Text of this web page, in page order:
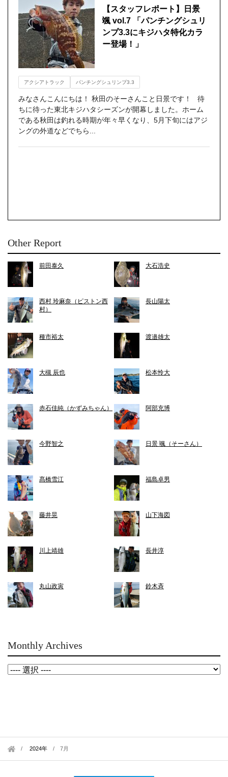
【スタッフレポート】日景
颯 vol.7 「パンチングシュリ
ンプ3.3にキジハタ特化カラ
ー登場！」
アクシアトラック パンチングシュリンプ3.3
みなさんこんにちは！ 秋田のそーさんこと日景です！ 待
ちに待った東北キジハタシーズンが開幕しました。ホーム
である秋田は釣れる時期が年々早くなり、5月下旬にはアジ
ングの外道などでちら...
Other Report
前田泰久 大石浩史
西村 玲麻奈（ピストン西
村）
長山陽太
種市裕太 渡邉雄太
大槻 辰也 松本怜大
赤石佳純（かずみちゃん） 阿部充博
今野智之 日景 颯（そーさん）
髙橋雪江 福島卓男
藤井晃 山下海図
川上靖雄 長井淳
丸山政寅 鈴木斉
Monthly Archives
2024年 /7月